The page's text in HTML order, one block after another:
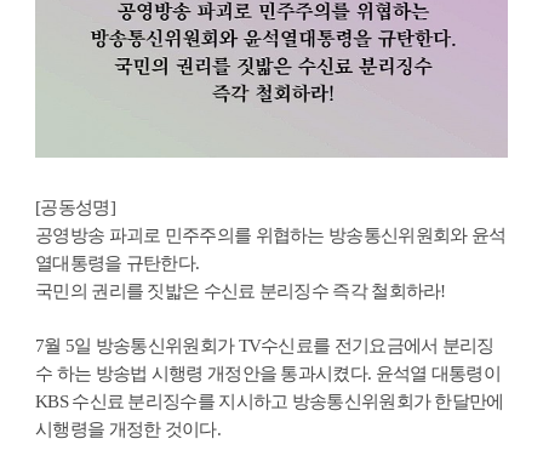
영상자료
[공동성명]
공영방송 파괴로 민주주의를 위협하는 방송통신위원회와 윤석
열대통령을 규탄한다.
국민의 권리를 짓밟은 수신료 분리징수 즉각 철회하라!
7월 5일 방송통신위원회가 TV수신료를 전기요금에서 분리징
수 하는 방송법 시행령 개정안을 통과시켰다. 윤석열 대통령이
KBS 수신료 분리징수를 지시하고 방송통신위원회가 한달만에
시행령을 개정한 것이다.